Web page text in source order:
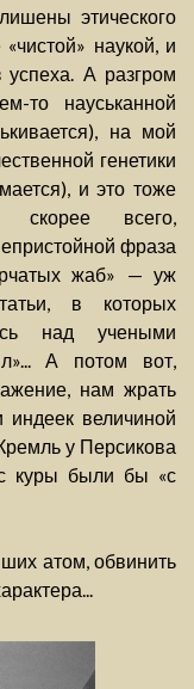
этического
наукой, и
А разгром
то науськанной
на мой
генетики
и это тоже
скорее всего,
фраза
жаб» — уж
в которых
над учеными
А потом вот,
нам жрать
индеек величиной
у Персикова
куры были бы «с
атом, обвинить